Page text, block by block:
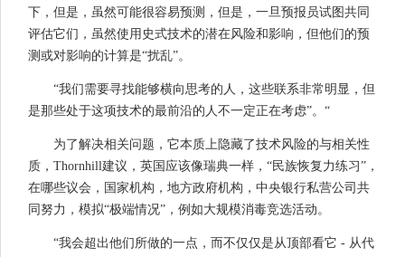
下，但是，虽然可能很容易预测，但是，一旦预报员试图共同
评估它们，虽然使用史式技术的潜在风险和影响，但他们的预
测或对影响的计算是“扰乱”。
“我们需要寻找能够横向思考的人，这些联系非常明显，但
是那些处于这项技术的最前沿的人不一定正在考虑”。“
为了解决相关问题，它本质上隐藏了技术风险的与相关性
质，Thornhill建议，英国应该像瑞典一样，“民族恢复力练习”，
在哪些议会，国家机构，地方政府机构，中央银行私营公司共
同努力，模拟“极端情况”，例如大规模消毒竞选活动。
“我会超出他们所做的一点，而不仅仅是从顶部看它 - 从代